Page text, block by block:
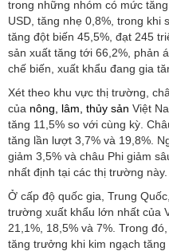
trong những nhóm có mức
USD, tăng nhẹ 0,8%, trong khi
tăng đột biến 45,5%, đạt 245
sản xuất tăng tới 66,2%, phản
chế biến, xuất khẩu đang gia
Xét theo khu vực thị trường,
của nông, lâm, thủy sản Việt
tăng 11,5% so với cùng kỳ.
tăng lần lượt 3,7% và 19,8%.
giảm 3,5% và châu Phi giảm
nhất định tại các thị trường này.
Ở cấp độ quốc gia, Trung
trường xuất khẩu lớn nhất của
21,1%, 18,5% và 7%. Trong
tăng trưởng khi kim ngạch